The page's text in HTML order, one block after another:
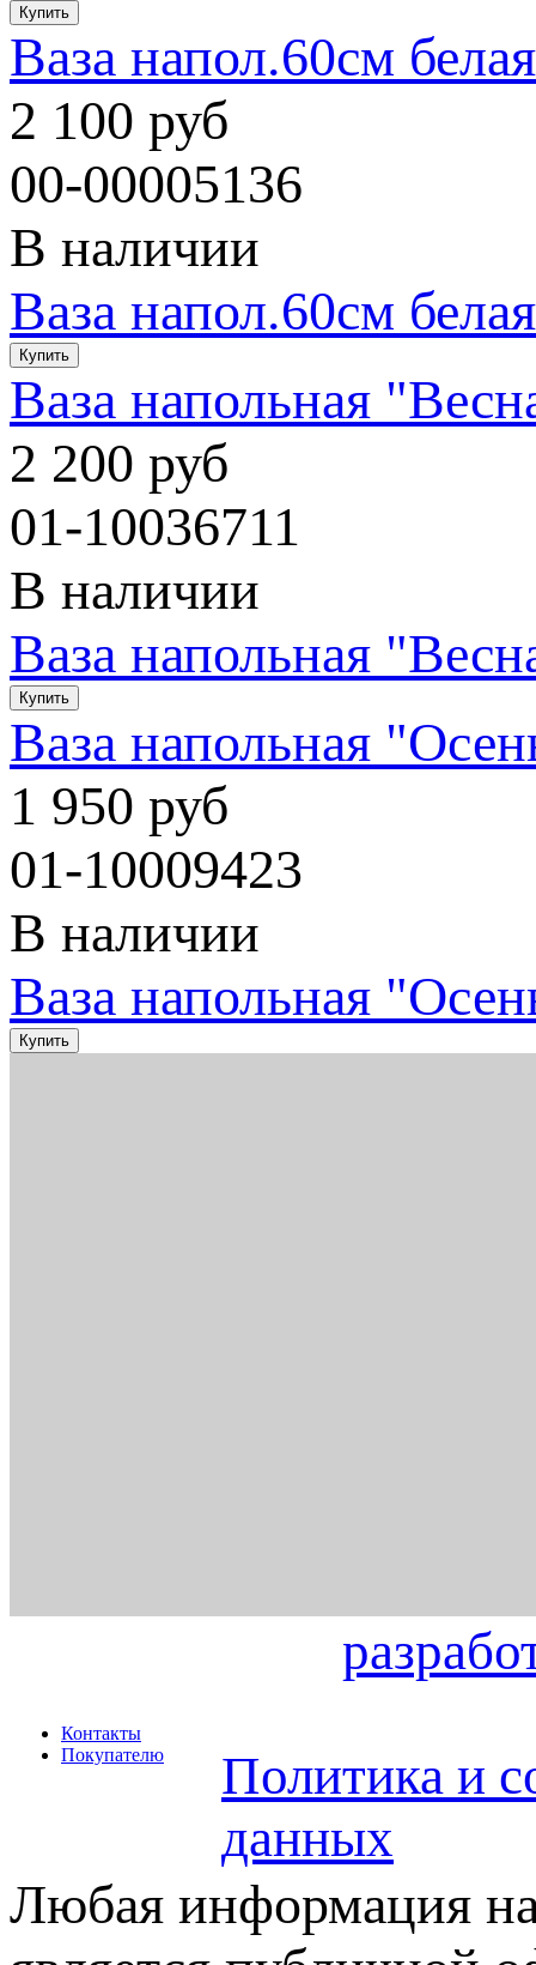
Ваза напол.60см
2 100 руб
00-00005136
В наличии
Ваза напол.60см
Ваза напольная
2 200 руб
01-10036711
В наличии
Ваза напольная
Ваза напольная
1 950 руб
01-10009423
В наличии
Ваза напольная
Контакты
Покупателю
Политика и
данных
Любая информация на